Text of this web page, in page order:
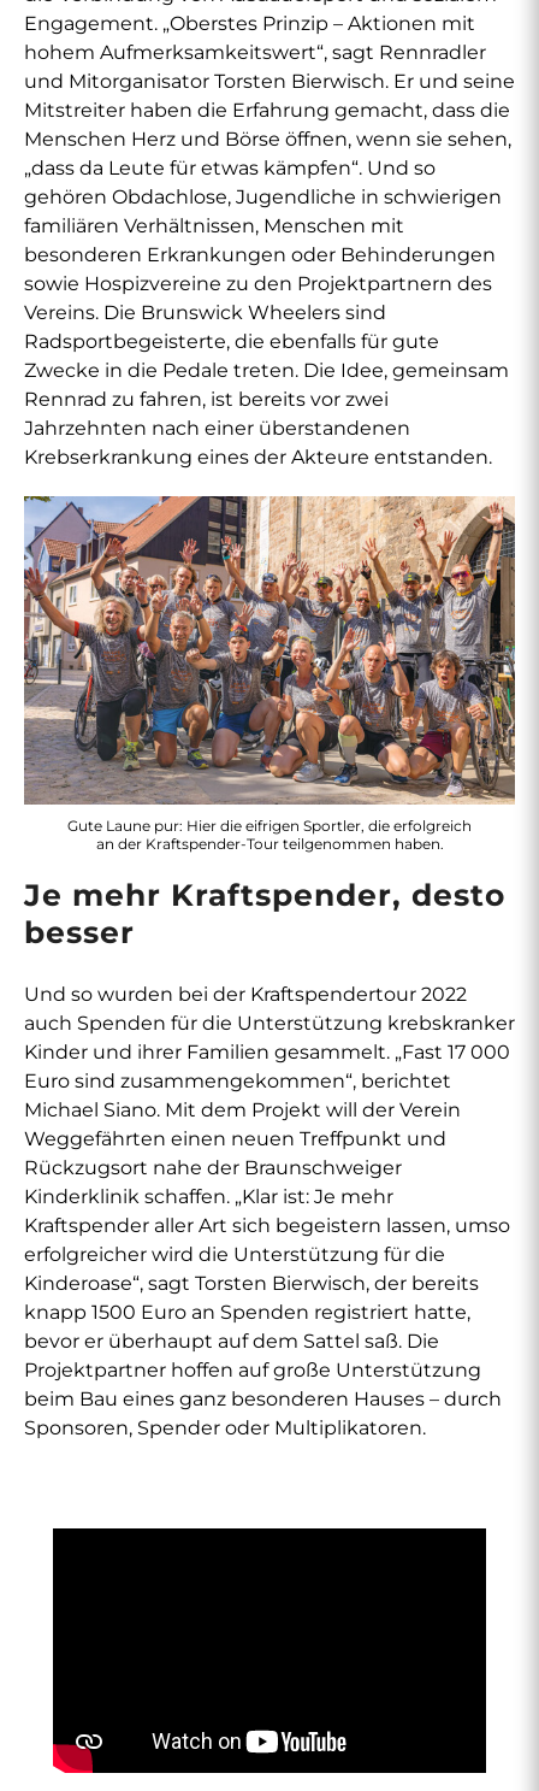
Engagement. „Oberstes Prinzip – Aktionen mit
hohem Aufmerksamkeitswert“, sagt Rennradler
und Mitorganisator Torsten Bierwisch. Er und seine
Mitstreiter haben die Erfahrung gemacht, dass die
Menschen Herz und Börse öffnen, wenn sie sehen,
„dass da Leute für etwas kämpfen“. Und so
gehören Obdachlose, Jugendliche in schwierigen
familiären Verhältnissen, Menschen mit
besonderen Erkrankungen oder Behinderungen
sowie Hospizvereine zu den Projektpartnern des
Vereins. Die Brunswick Wheelers sind
Radsportbegeisterte, die ebenfalls für gute
Zwecke in die Pedale treten. Die Idee, gemeinsam
Rennrad zu fahren, ist bereits vor zwei
Jahrzehnten nach einer überstandenen
Krebserkrankung eines der Akteure entstanden.
Gute Laune pur: Hier die eifrigen Sportler, die erfolgreich
an der Kraftspender-Tour teilgenommen haben.
Je mehr Kraftspender, desto
besser
Und so wurden bei der Kraftspendertour 2022
auch Spenden für die Unterstützung krebskranker
Kinder und ihrer Familien gesammelt. „Fast 17 000
Euro sind zusammengekommen“, berichtet
Michael Siano. Mit dem Projekt will der Verein
Weggefährten einen neuen Treffpunkt und
Rückzugsort nahe der Braunschweiger
Kinderklinik schaffen. „Klar ist: Je mehr
Kraftspender aller Art sich begeistern lassen, umso
erfolgreicher wird die Unterstützung für die
Kinderoase“, sagt Torsten Bierwisch, der bereits
knapp 1500 Euro an Spenden registriert hatte,
bevor er überhaupt auf dem Sattel saß. Die
Projektpartner hoffen auf große Unterstützung
beim Bau eines ganz besonderen Hauses – durch
Sponsoren, Spender oder Multiplikatoren.